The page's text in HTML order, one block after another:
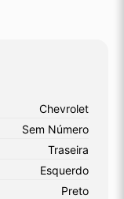
Chevrolet
Sem Número
Traseira
Esquerdo
Preto